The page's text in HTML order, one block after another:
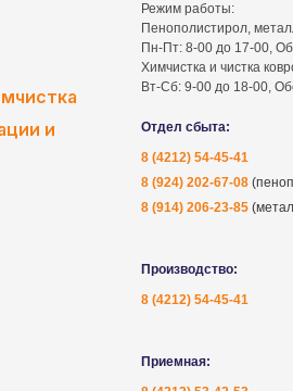
и
Режим работы:
Пенополистирол,
Пн-Пт: 8-00 до 17-00,
Химчистка и чистка
Вт-Сб: 9-00 до 18-00,
Отдел сбыта:
8 (4212) 54-45-41
8 (924) 202-67-08
8 (914) 206-23-85
Производство:
8 (4212) 54-45-41
Приемная: